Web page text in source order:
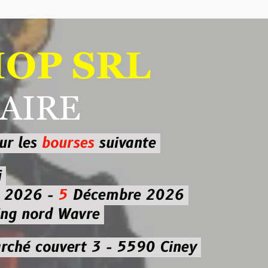
SRL
suivante
5Décembre 2026
Wavre
3 - 5590 Ciney